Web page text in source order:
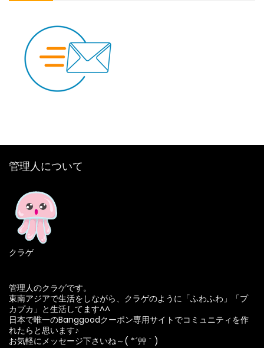
管理人について
クラゲ
管理人のクラゲです。
東南アジアで生活をしながら、クラゲのように「ふわふわ」「プ
カプカ」と生活してます^^
日本で唯一のBanggoodクーポン専用サイトでコミュニティを作
れたらと思います♪
お気軽にメッセージ下さいね～( *´艸｀)